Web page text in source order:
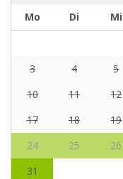
Mo
Di Mi
3
4 5
10
11 12
17
18 19
24
25 26
31